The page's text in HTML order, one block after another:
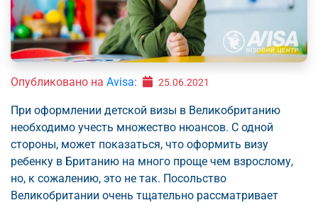
Опубликовано на Avisa: 25.06.2021
При оформлении детской визы в Великобританию
необходимо учесть множество нюансов. С одной
стороны, может показаться, что оформить визу
ребенку в Британию на много проще чем взрослому,
но, к сожалению, это не так. Посольство
Великобритании очень тщательно рассматривает